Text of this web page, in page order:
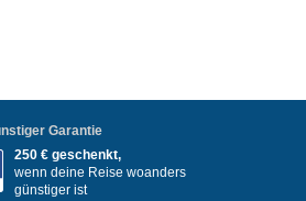
Garantie
250 € geschenkt,
wenn deine Reise woanders
günstiger ist